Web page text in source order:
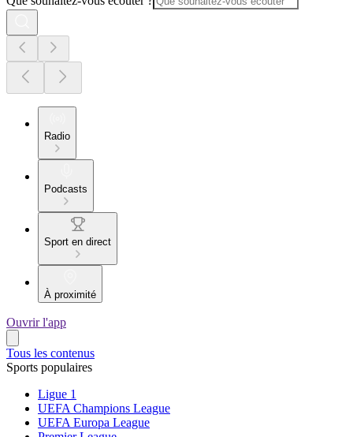
Radio
Podcasts
Sport en direct
À proximité
Ouvrir l'app
Tous les contenus
Sports populaires
Ligue 1
UEFA Champions League
UEFA Europa League